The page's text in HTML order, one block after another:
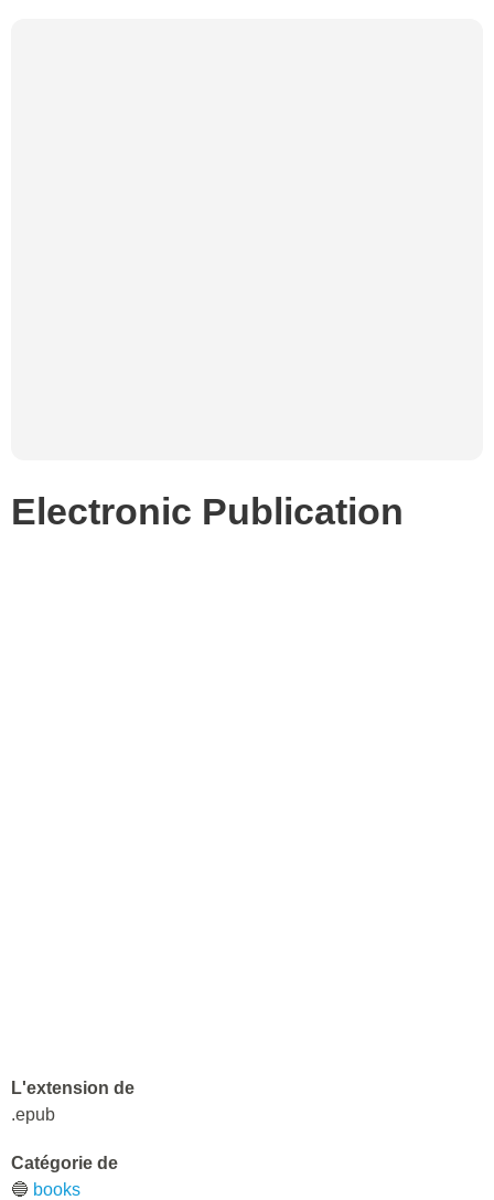
Electronic Publication
L'extension de
.epub
Catégorie de
🔵 books